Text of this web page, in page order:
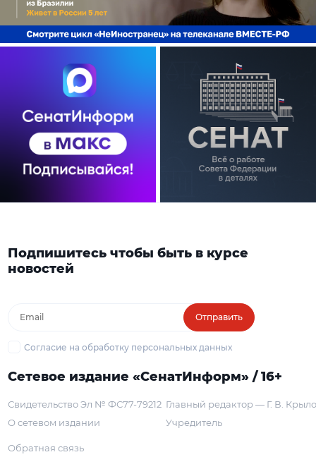
Подпишитесь чтобы быть в курсе
новостей
Отправить
Согласие на обработку персональных данных
Сетевое издание «СенатИнформ» / 16+
Свидетельство Эл № ФС77-79212
О сетевом издании
Главный редактор — Г. В.
Учредитель
Обратная связь